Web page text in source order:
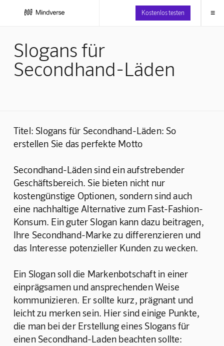
Kostenlos testen ≡
Slogans für
Secondhand-Läden
Titel: Slogans für Secondhand-Läden: So
erstellen Sie das perfekte Motto
Secondhand-Läden sind ein aufstrebender
Geschäftsbereich. Sie bieten nicht nur
kostengünstige Optionen, sondern sind auch
eine nachhaltige Alternative zum Fast-Fashion-
Konsum. Ein guter Slogan kann dazu beitragen,
Ihre Secondhand-Marke zu differenzieren und
das Interesse potenzieller Kunden zu wecken.
Ein Slogan soll die Markenbotschaft in einer
einprägsamen und ansprechenden Weise
kommunizieren. Er sollte kurz, prägnant und
leicht zu merken sein. Hier sind einige Punkte,
die man bei der Erstellung eines Slogans für
einen Secondhand-Laden beachten sollte: